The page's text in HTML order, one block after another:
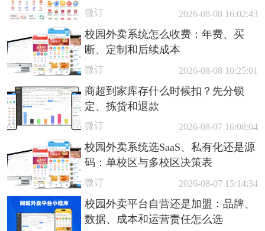
微订 2026-08-08 16:02:43
校园外卖系统怎么收费：年费、买
断、定制和后续成本
微订 2026-08-08 10:25:01
商超到家库存什么时候扣？先分锁
定、拣货和退款
微订 2026-08-07 16:08:04
校园外卖系统选SaaS、私有化还是源
码：单校区与多校区决策表
微订 2026-08-07 15:14:34
校园外卖平台自营还是加盟：品牌、
数据、成本和运营责任怎么选